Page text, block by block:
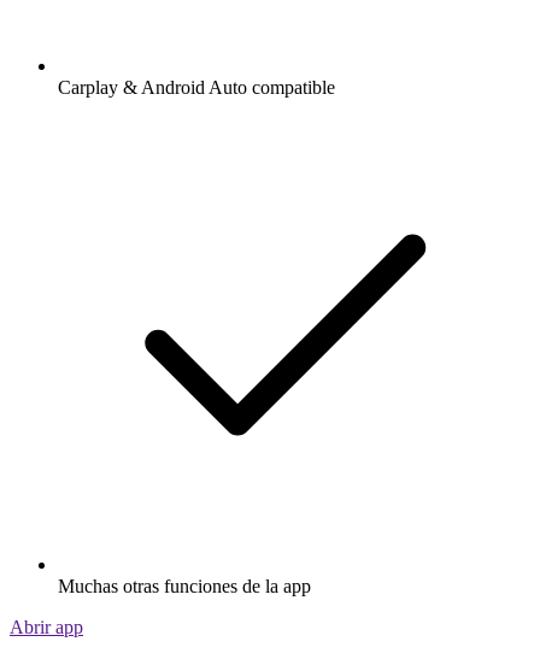
Carplay & Android Auto compatible
Muchas otras funciones de la app
Abrir app